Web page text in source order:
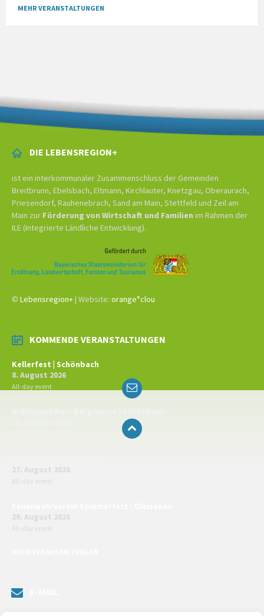
MEHR VERANSTALTUNGEN
DIE LEBENSREGION+
ist ein interkommunaler Zusammenschluss der Gemeinden
Breitbrunn, Ebelsbach, Eltmann, Kirchlauter, Knetzgau, Oberaurach,
Priesendorf, Rauhenebrach, Sand am Main, Stettfeld und Zeil am
Main zur Förderung von Wirtschaft und Familien im Rahmen der
ILE (Integrierte Ländliche Entwicklung).
© Lebensregion+| Website: orange°clou
KOMMENDE VERANSTALTUNGEN
Kellerfest | Schönbach
8. August 2026
All-day event
27. August 2026
All-day event
29. August 2026
All-day event
Email